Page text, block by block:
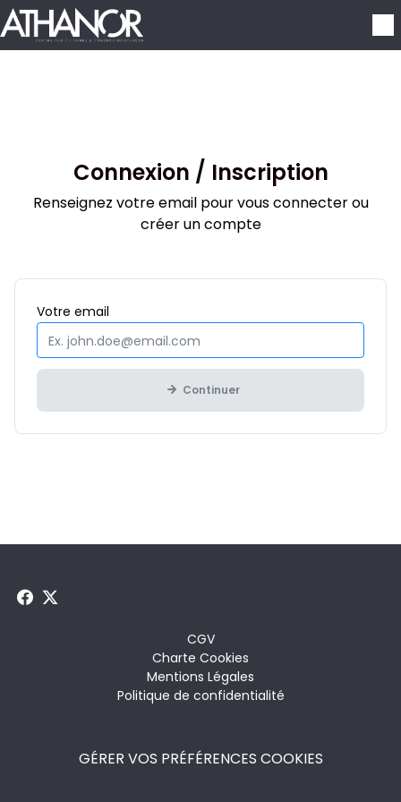
Aller au contenu principal
Connexion / Inscription
Renseignez votre email pour vous connecter ou
créer un compte
Votre email
Continuer
CGV
Charte Cookies
Mentions Légales
Politique de confidentialité
GÉRER VOS PRÉFÉRENCES COOKIES